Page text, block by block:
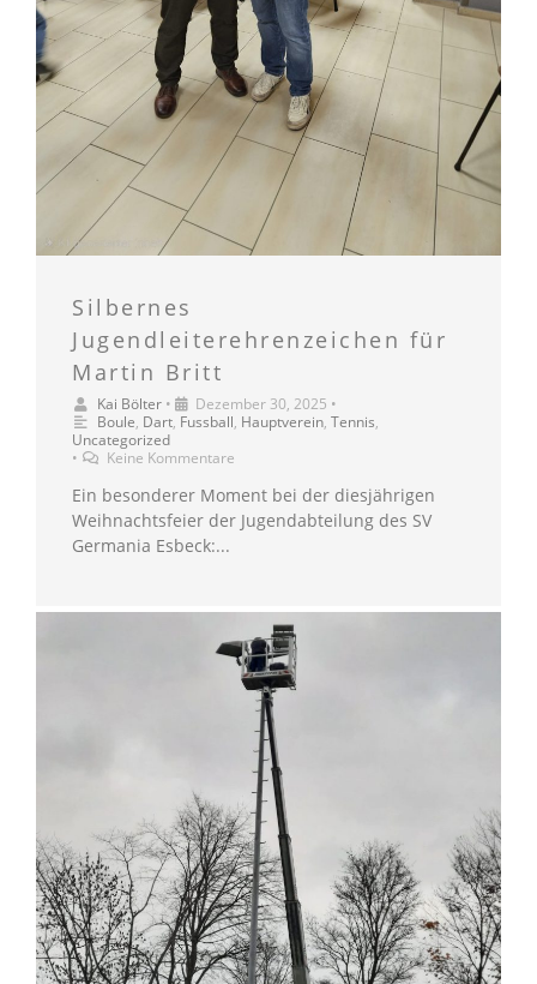
Silbernes
Jugendleiterehrenzeichen für
Martin Britt
Kai Bölter • Dezember 30, 2025 •
Boule, Dart, Fussball, Hauptverein, Tennis,
Uncategorized
•
Keine Kommentare
Ein besonderer Moment bei der diesjährigen
Weihnachtsfeier der Jugendabteilung des SV
Germania Esbeck:...